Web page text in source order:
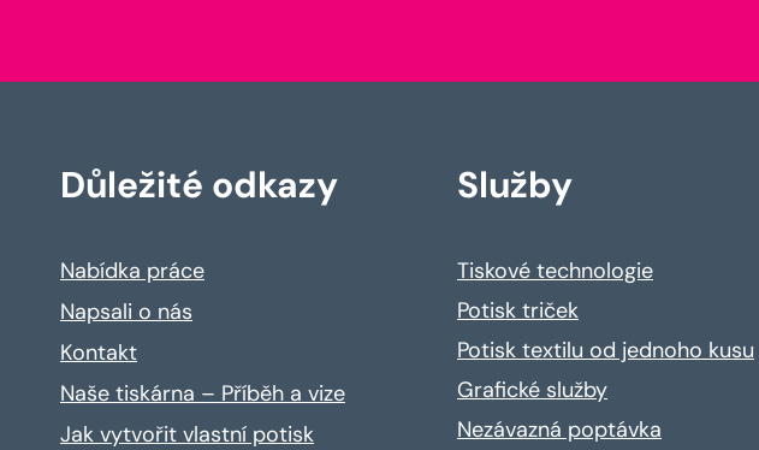
Důležité odkazy
Nabídka práce
Napsali o nás
Kontakt
Naše tiskárna – Příběh a vize
Jak vytvořit vlastní potisk
Služby
Tiskové technologie
Potisk triček
Potisk textilu od jednoho kusu
Grafické služby
Nezávazná poptávka